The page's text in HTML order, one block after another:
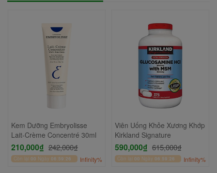
Kem Dưỡng Embryolisse
Lait-Crème Concentré 30ml
210,000₫ 242,000₫
Còn lại 00 Ngày 06:59:26 Infinity%
Viên Uống Khỏe Xương Khớp
Kirkland Signature
590,000₫ 615,000₫
Còn lại 00 Ngày 06:59:26 Infinity%